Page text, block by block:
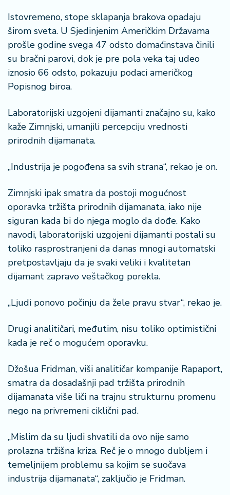
Istovremeno, stope sklapanja brakova opadaju
širom sveta. U Sjedinjenim Američkim Državama
prošle godine svega 47 odsto domaćinstava činili
su bračni parovi, dok je pre pola veka taj udeo
iznosio 66 odsto, pokazuju podaci američkog
Popisnog biroa.
Laboratorijski uzgojeni dijamanti značajno su, kako
kaže Zimnjski, umanjili percepciju vrednosti
prirodnih dijamanata.
„Industrija je pogođena sa svih strana“, rekao je on.
Zimnjski ipak smatra da postoji mogućnost
oporavka tržišta prirodnih dijamanata, iako nije
siguran kada bi do njega moglo da dođe. Kako
navodi, laboratorijski uzgojeni dijamanti postali su
toliko rasprostranjeni da danas mnogi automatski
pretpostavljaju da je svaki veliki i kvalitetan
dijamant zapravo veštačkog porekla.
„Ljudi ponovo počinju da žele pravu stvar“, rekao je.
Drugi analitičari, međutim, nisu toliko optimistični
kada je reč o mogućem oporavku.
Džošua Fridman, viši analitičar kompanije Rapaport,
smatra da dosadašnji pad tržišta prirodnih
dijamanata više liči na trajnu strukturnu promenu
nego na privremeni ciklični pad.
„Mislim da su ljudi shvatili da ovo nije samo
prolazna tržišna kriza. Reč je o mnogo dubljem i
temeljnijem problemu sa kojim se suočava
industrija dijamanata“, zaključio je Fridman.